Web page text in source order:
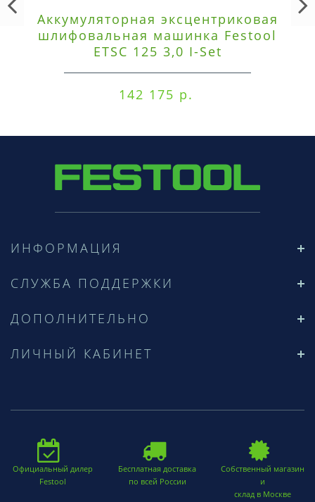
Аккумуляторная эксцентриковая
шлифовальная машинка Festool
ETSC 125 3,0 I-Set
142 175 р.
ИНФОРМАЦИЯ
СЛУЖБА ПОДДЕРЖКИ
ДОПОЛНИТЕЛЬНО
ЛИЧНЫЙ КАБИНЕТ
Официальный дилер
Festool
Бесплатная доставка
по всей России
Собственный магазин
и
склад в Москве